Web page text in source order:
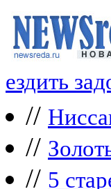
ездить
//
//
// 5